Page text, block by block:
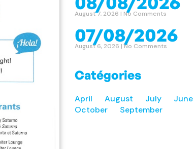
August 7, 2026 No Comments
07/08/2026
August 6, 2026 No Comments
Catégories
April August July June
October
September